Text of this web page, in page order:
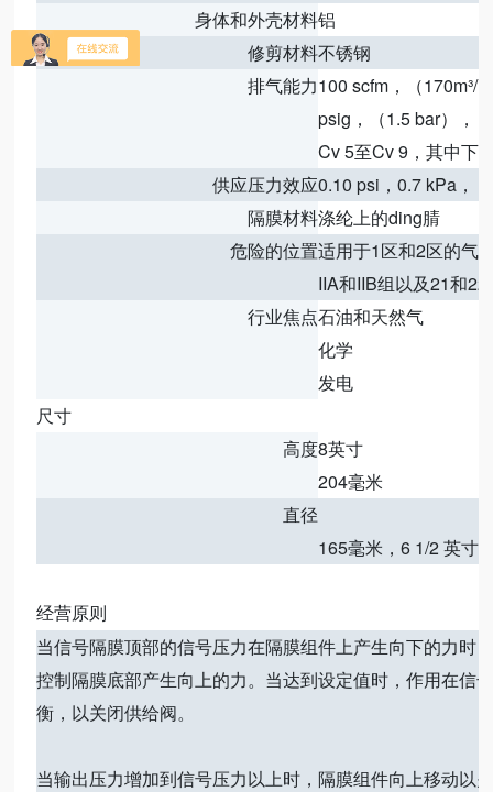
身体和外壳材料铝
修剪材料不锈钢
排气能力100 scfm，（170m³/
psig，（1.5 bar），
Cv 5至Cv 9，其中下
供应压力效应0.10 psi，0.7 kPa，
隔膜材料涤纶上的ding腈
危险的位置适用于1区和2区的气
IIA和IIB组以及21和
行业焦点石油和天然气
化学
发电
尺寸
高度8英寸
204毫米
直径
165毫米，6 1/2 英寸
经营原则
当信号隔膜顶部的信号压力在隔膜组件上产生向下的力时
控制隔膜底部产生向上的力。当达到设定值时，作用在信
衡，以关闭供给阀。
当输出压力增加到信号压力以上时，隔膜组件向上移动以